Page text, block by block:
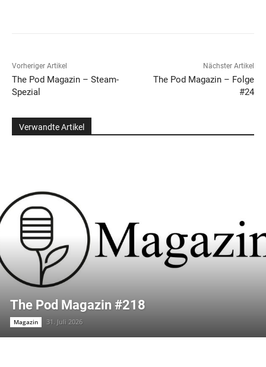
Vorheriger Artikel
The Pod Magazin – Steam-
Spezial
Nächster Artikel
The Pod Magazin – Folge
#24
Verwandte Artikel
The Pod Magazin #218
Magazin 31. Juli 2026